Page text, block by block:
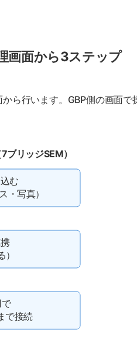
画面から3ステップ
ら行います。GBP側の画面
ブリッジSEM）
む
・写真）
で接続